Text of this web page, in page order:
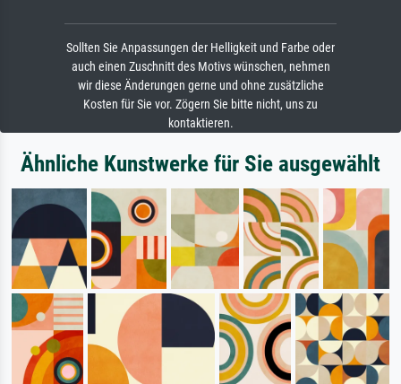
Sollten Sie Anpassungen der Helligkeit und Farbe oder
auch einen Zuschnitt des Motivs wünschen, nehmen
wir diese Änderungen gerne und ohne zusätzliche
Kosten für Sie vor. Zögern Sie bitte nicht, uns zu
kontaktieren.
Ähnliche Kunstwerke für Sie ausgewählt